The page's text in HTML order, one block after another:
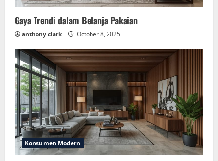
Gaya Trendi dalam Belanja Pakaian
anthony clark October 8, 2025
Konsumen Modern